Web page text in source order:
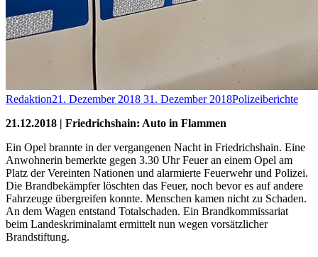
Redaktion21. Dezember 2018 31. Dezember 2018Polizeiberichte
21.12.2018 | Friedrichshain: Auto in Flammen
Ein Opel brannte in der vergangenen Nacht in Friedrichshain. Eine
Anwohnerin bemerkte gegen 3.30 Uhr Feuer an einem Opel am
Platz der Vereinten Nationen und alarmierte Feuerwehr und Polizei.
Die Brandbekämpfer löschten das Feuer, noch bevor es auf andere
Fahrzeuge übergreifen konnte. Menschen kamen nicht zu Schaden.
An dem Wagen entstand Totalschaden. Ein Brandkommissariat
beim Landeskriminalamt ermittelt nun wegen vorsätzlicher
Brandstiftung.